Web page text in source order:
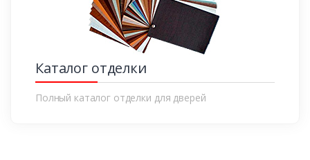
Каталог отделки
Полный каталог отделки для дверей